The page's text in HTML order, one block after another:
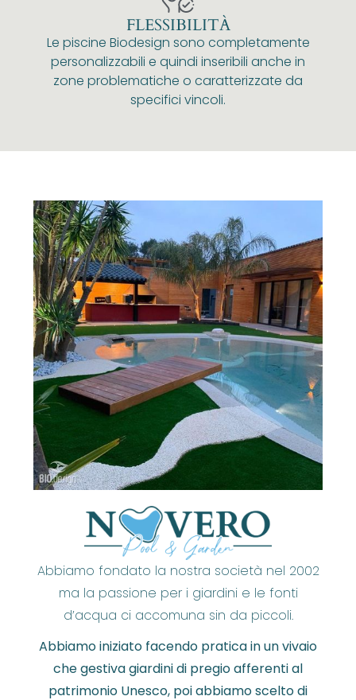
FLESSIBILITÀ
Le piscine Biodesign sono completamente
personalizzabili e quindi inseribili anche in
zone problematiche o caratterizzate da
specifici vincoli.
Abbiamo fondato la nostra società nel 2002
ma la passione per i giardini e le fonti
d’acqua ci accomuna sin da piccoli.
Abbiamo iniziato facendo pratica in un vivaio
che gestiva giardini di pregio afferenti al
patrimonio Unesco, poi abbiamo scelto di